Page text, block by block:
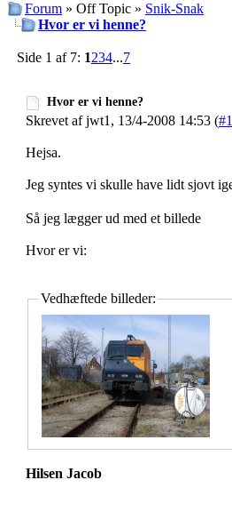
Forum » Off Topic » Snik-Snak
Hvor er vi henne?
Side 1 af 7: 1234...7
Hvor er vi henne?
Skrevet af jwt1, 13/4-2008 14:53 (#1
Hejsa.
Jeg syntes vi skulle have lidt sjovt
Så jeg lægger ud med et billede
Hvor er vi:
Vedhæftede billeder:
Hilsen Jacob